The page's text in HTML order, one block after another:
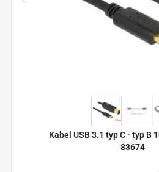
Kabel USB 3.1 typ C - typ B
83674